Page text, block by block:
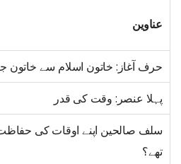
عناوین
حرف آغاز: خاتون اسلام سے خاتون
پہلا عنصر: وقت کی قدر
سلف صالحین اپنے اوقات کی
تھے؟